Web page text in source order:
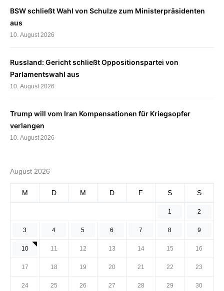
BSW schließt Wahl von Schulze zum Ministerpräsidenten
aus
10. August 2026
Russland: Gericht schließt Oppositionspartei von
Parlamentswahl aus
10. August 2026
Trump will vom Iran Kompensationen für Kriegsopfer
verlangen
10. August 2026
August 2026
M D M D F S S
1 2
3 4 5 6 7 8 9
10 11 12 13 14 15 16
17 18 19 20 21 22 23
24 25 26 27 28 29 30